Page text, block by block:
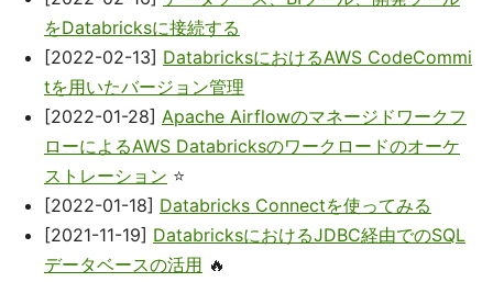
をDatabricksに接続する
[2022-02-13] DatabricksにおけるAWS CodeCommi
tを用いたバージョン管理
[2022-01-28] Apache Airflowのマネージドワークフ
ローによるAWS Databricksのワークロードのオーケ
ストレーション ⭐
[2022-01-18] Databricks Connectを使ってみる
[2021-11-19] DatabricksにおけるJDBC経由でのSQL
データベースの活用 🔥